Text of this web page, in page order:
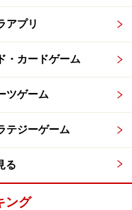
線一度のみです。ま
れている方は早めの
月12日に契約数160
ート）
アプリ
・カードゲーム
ツゲーム
テジーゲーム
る
ング